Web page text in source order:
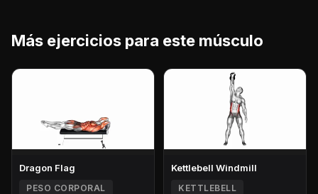
Más ejercicios para este músculo
Dragon Flag
PESO CORPORAL
Kettlebell Windmill
KETTLEBELL